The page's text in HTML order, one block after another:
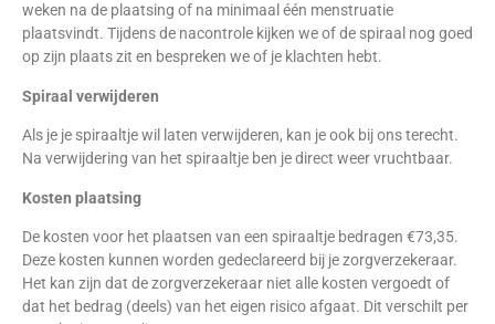
weken na de plaatsing of na minimaal één menstruatie
plaatsvindt. Tijdens de nacontrole kijken we of de spiraal nog goed
op zijn plaats zit en bespreken we of je klachten hebt.
Spiraal verwijderen
Als je je spiraaltje wil laten verwijderen, kan je ook bij ons terecht.
Na verwijdering van het spiraaltje ben je direct weer vruchtbaar.
Kosten plaatsing
De kosten voor het plaatsen van een spiraaltje bedragen €73,35.
Deze kosten kunnen worden gedeclareerd bij je zorgverzekeraar.
Het kan zijn dat de zorgverzekeraar niet alle kosten vergoedt of
dat het bedrag (deels) van het eigen risico afgaat. Dit verschilt per